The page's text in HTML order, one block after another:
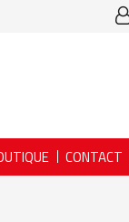
CONTACT